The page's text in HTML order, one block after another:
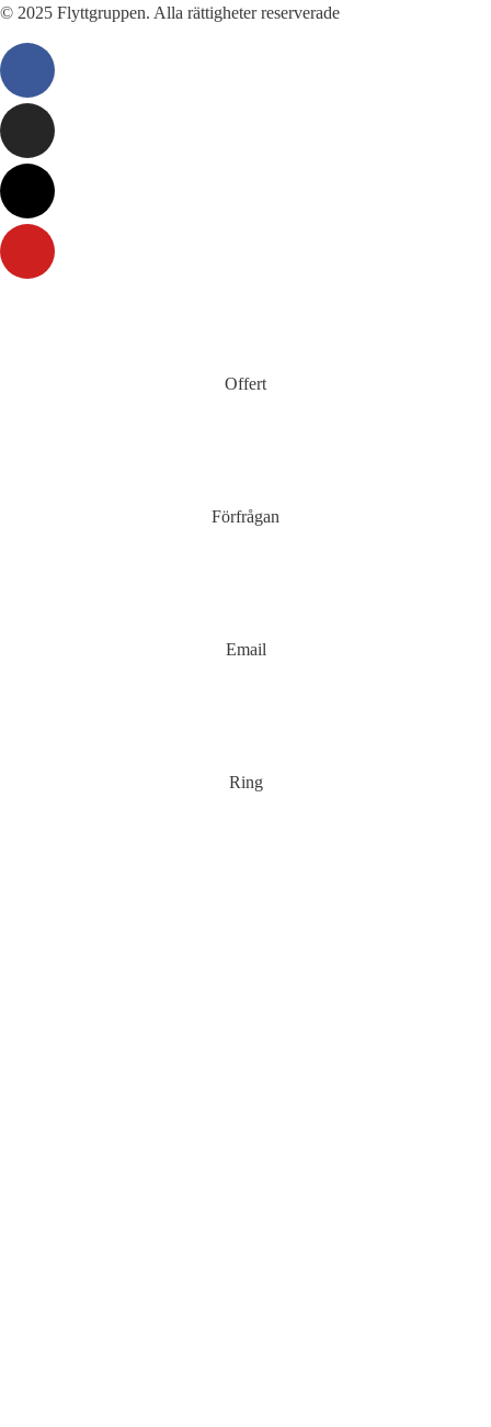
© 2025 Flyttgruppen. Alla rättigheter reserverade
Offert
Förfrågan
Email
Ring